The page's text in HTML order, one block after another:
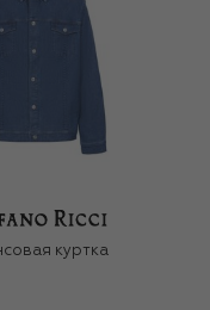
куртка